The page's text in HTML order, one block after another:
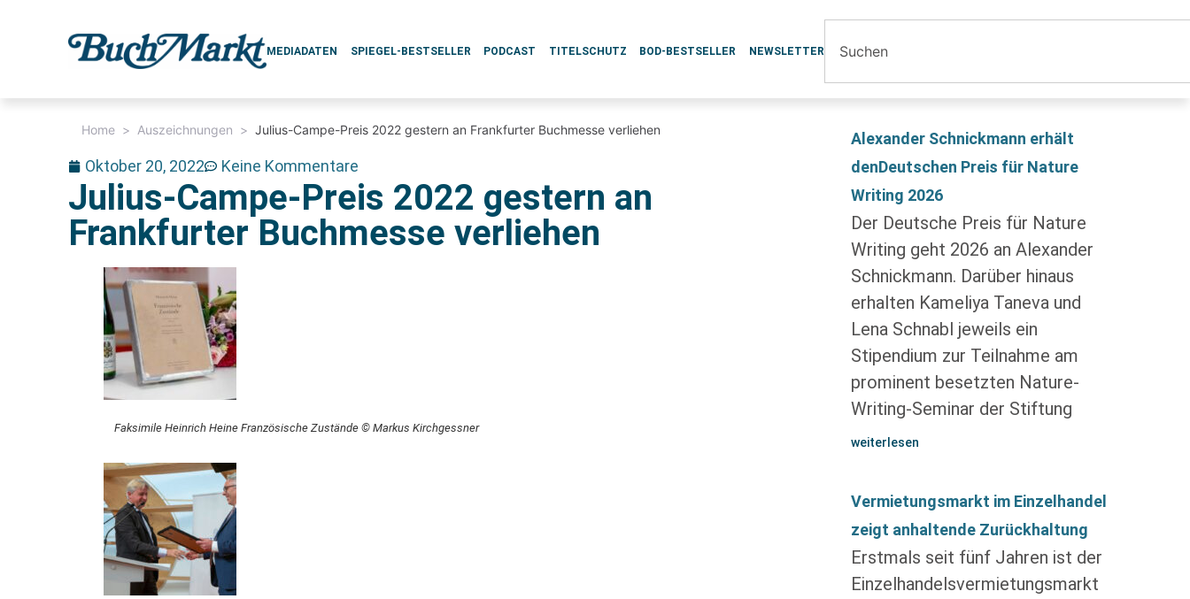
MEDIADATEN SPIEGEL-BESTSELLER PODCAST TITELSCHUTZ BOD-BESTSELLER NEWSLETTER
Home > Auszeichnungen > Julius-Campe-Preis 2022 gestern an Frankfurter Buchmesse verliehen
Oktober 20, 2022 Keine Kommentare
Julius-Campe-Preis 2022 gestern an
Frankfurter Buchmesse verliehen
Faksimile Heinrich Heine Französische Zustände © Markus Kirchgessner
Alexander Schnickmann erhält
denDeutschen Preis für Nature
Writing 2026
Der Deutsche Preis für Nature
Writing geht 2026 an Alexander
Schnickmann. Darüber hinaus
erhalten Kameliya Taneva und
Lena Schnabl jeweils ein
Stipendium zur Teilnahme am
prominent besetzten Nature-
Writing-Seminar der Stiftung
weiterlesen
Vermietungsmarkt im Einzelhandel
zeigt anhaltende Zurückhaltung
Erstmals seit fünf Jahren ist der
Einzelhandelsvermietungsmarkt